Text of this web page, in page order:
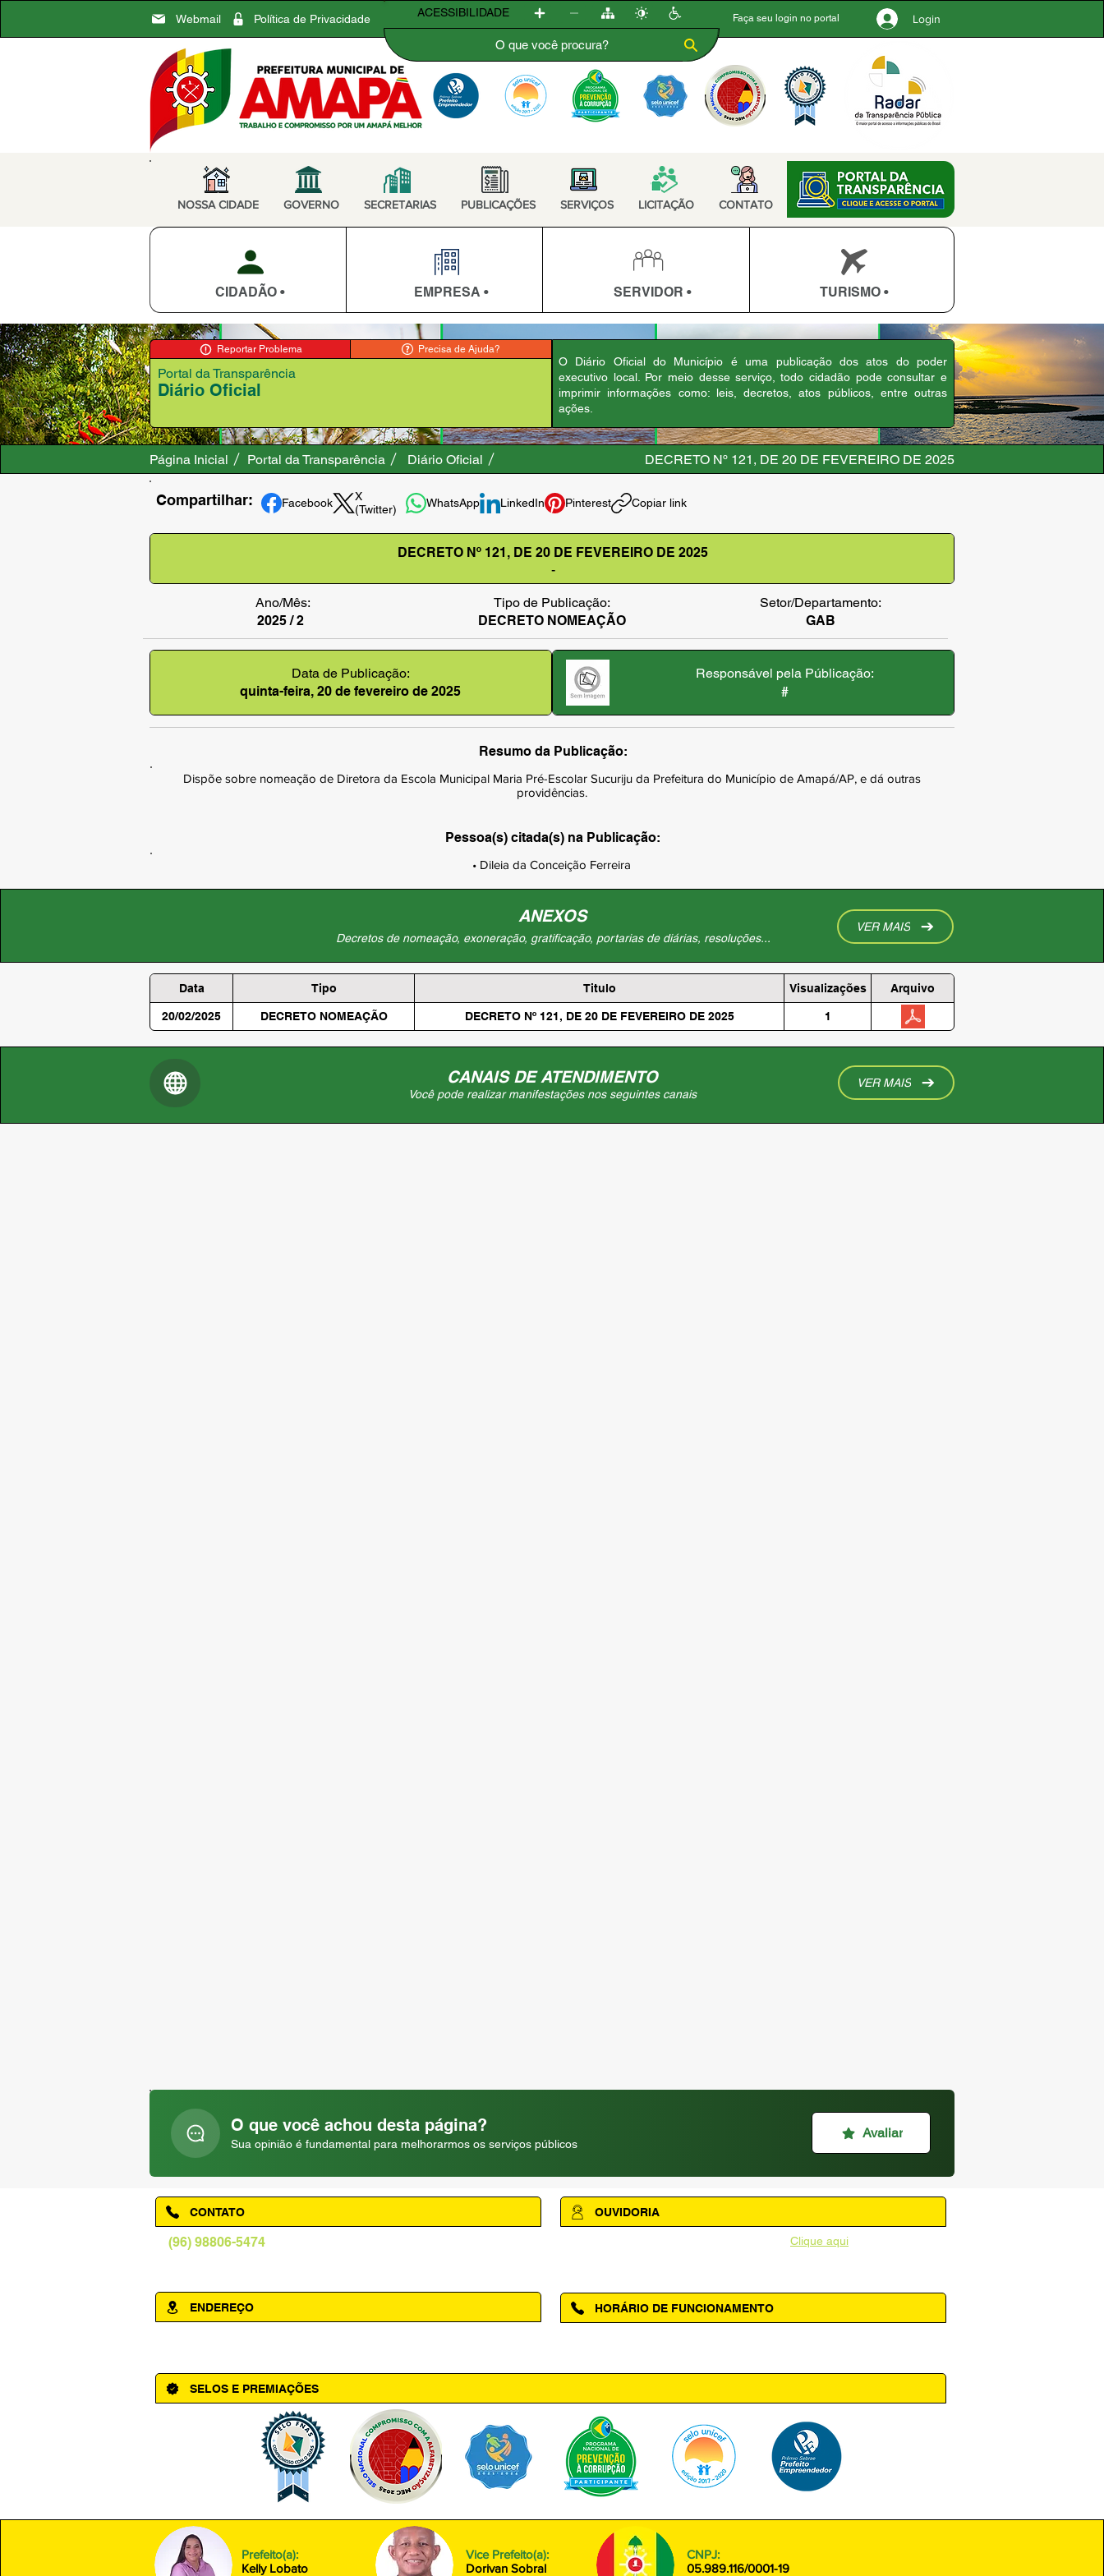
Webmail Política de Privacidade Faça seu login no portal Login
ACESSIBILIDADE
NOSSA CIDADE GOVERNO SECRETARIAS PUBLICAÇÕES SERVIÇOS LICITAÇÃO CONTATO
CIDADÃO • EMPRESA • SERVIDOR • TURISMO •
Reportar Problema Precisa de Ajuda?
Diário Oficial
Portal da Transparência
O Diário Oficial do Município é uma publicação dos atos do poder
executivo local. Por meio desse serviço, todo cidadão pode consultar e
imprimir informações como: leis, decretos, atos públicos, entre outras
ações.
Página Inicial Portal da Transparência Diário Oficial DECRETO Nº 121, DE 20 DE FEVEREIRO DE 2025
Compartilhar: Facebook
X
(Twitter)
WhatsApp LinkedIn Pinterest Copiar link
DECRETO Nº 121, DE 20 DE FEVEREIRO DE 2025
-
Ano/Mês:
2025 / 2
Tipo de Publicação:
DECRETO NOMEAÇÃO
Setor/Departamento:
GAB
Data de Publicação:
quinta-feira, 20 de fevereiro de 2025
Responsável pela Públicação:
#
Resumo da Publicação:
Dispõe sobre nomeação de Diretora da Escola Municipal Maria Pré-Escolar Sucuriju da Prefeitura do Município de Amapá/AP, e dá outras
providências.
Pessoa(s) citada(s) na Publicação:
• Dileia da Conceição Ferreira
ANEXOS
Decretos de nomeação, exoneração, gratificação, portarias de diárias, resoluções...
VER MAIS
Data Tipo Titulo Visualizações Arquivo
20/02/2025 DECRETO NOMEAÇÃO DECRETO Nº 121, DE 20 DE FEVEREIRO DE 2025 1
CANAIS DE ATENDIMENTO
Você pode realizar manifestações nos seguintes canais
VER MAIS
O que você achou desta página?
Sua opinião é fundamental para melhorarmos os serviços públicos
Avaliar
(96) 98806-5474
CONTATO
ENDEREÇO
Clique aqui
OUVIDORIA
HORÁRIO DE FUNCIONAMENTO
SELOS E PREMIAÇÕES
Prefeito(a):
Kelly Lobato
Vice Prefeito(a):
Dorivan Sobral
CNPJ:
05.989.116/0001-19